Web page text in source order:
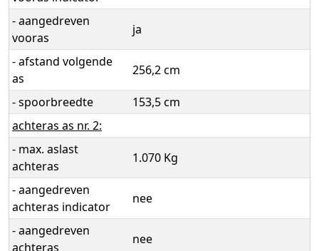
- aangedreven
vooras
ja
- afstand volgende
as
256,2 cm
- spoorbreedte
153,5 cm
achteras as nr. 2:
- max. aslast
achteras
1.070 Kg
- aangedreven
achteras indicator
nee
- aangedreven
achteras
nee